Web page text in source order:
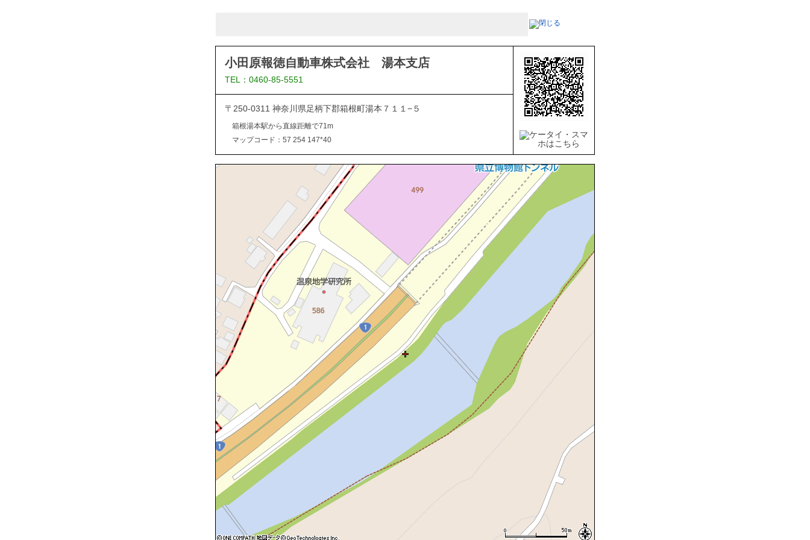
小田原報徳自動車株式会社 湯本支店
TEL：0460-85-5551
〒250-0311 神奈川県足柄下郡箱根町湯本７１１−５
箱根湯本駅から直線距離で71m
マップコード：57 254 147*40